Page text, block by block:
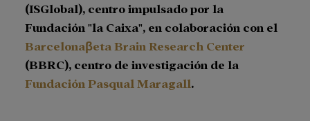
(ISGlobal), centro impulsado por la
Fundación "la Caixa", en colaboración con el
Barcelonaβeta Brain Research Center
(BBRC), centro de investigación de la
Fundación Pasqual Maragall.